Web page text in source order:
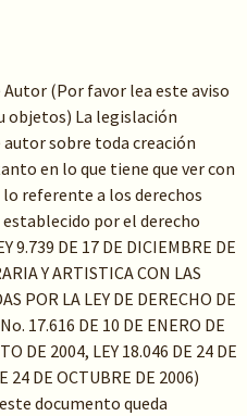
(Por favor lea este aviso
objetos) La legislación
sobre toda creación
en lo que tiene que ver con
referente a los derechos
por el derecho
DE 17 DE DICIEMBRE DE
Y ARTISTICA CON LAS
POR LA LEY DE DERECHO DE
17.616 DE 10 DE ENERO DE
DE 2004, LEY 18.046 DE 24 DE
24 DE OCTUBRE DE 2006)
documento queda